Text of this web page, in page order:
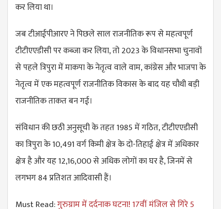
कर लिया था।
जब टीआईपीआरए ने पिछले साल राजनीतिक रूप से महत्वपूर्ण
टीटीएएडीसी पर कब्जा कर लिया, तो 2023 के विधानसभा चुनावों
से पहले त्रिपुरा में माकपा के नेतृत्व वाले वाम, कांग्रेस और भाजपा के
नेतृत्व में एक महत्वपूर्ण राजनीतिक विकास के बाद यह चौथी बड़ी
राजनीतिक ताकत बन गई।
संविधान की छठी अनुसूची के तहत 1985 में गठित, टीटीएएडीसी
का त्रिपुरा के 10,491 वर्ग किमी क्षेत्र के दो-तिहाई क्षेत्र में अधिकार
क्षेत्र है और यह 12,16,000 से अधिक लोगों का घर है, जिनमें से
लगभग 84 प्रतिशत आदिवासी हैं।
Must Read:गुरुग्राम में दर्दनाक घटना! 17वीं मंजिल से गिरे 5